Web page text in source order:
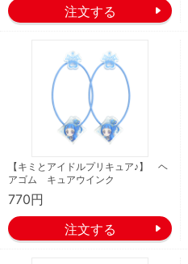
【キミとアイドルプリキュア♪】 ヘ
アゴム キュアウインク
770円